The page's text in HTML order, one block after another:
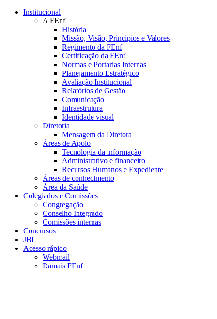
Conteúdo principal
Institucional
A FEnf
História
Missão, Visão, Princípios e Valores
Regimento da FEnf
Certificação da FEnf
Normas e Portarias Internas
Planejamento Estratégico
Avaliação Institucional
Relatórios de Gestão
Comunicação
Infraestrutura
Identidade visual
Diretoria
Mensagem da Diretora
Áreas de Apoio
Tecnologia da informação
Administrativo e financeiro
Recursos Humanos e Expediente
Áreas de conhecimento
Área da Saúde
Colegiados e Comissões
Congregação
Conselho Integrado
Comissões internas
Concursos
JBI
Acesso rápido
Webmail
Ramais FEnf